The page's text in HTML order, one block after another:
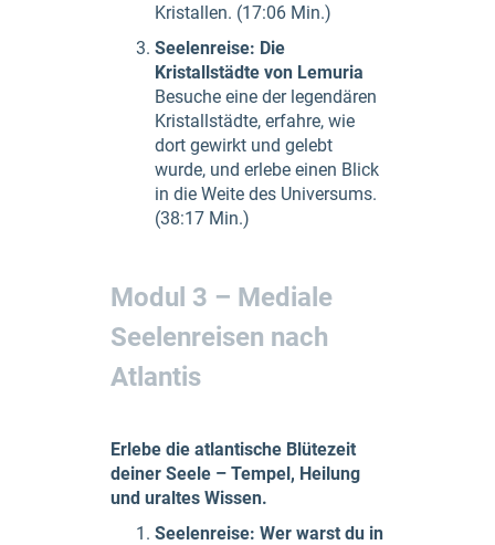
Kristallen. (17:06 Min.)
Seelenreise: Die
Kristallstädte von Lemuria
Besuche eine der legendären
Kristallstädte, erfahre, wie
dort gewirkt und gelebt
wurde, und erlebe einen Blick
in die Weite des Universums.
(38:17 Min.)
Modul 3 – Mediale
Seelenreisen nach
Atlantis
Erlebe die atlantische Blütezeit
deiner Seele – Tempel, Heilung
und uraltes Wissen.
Seelenreise: Wer warst du in